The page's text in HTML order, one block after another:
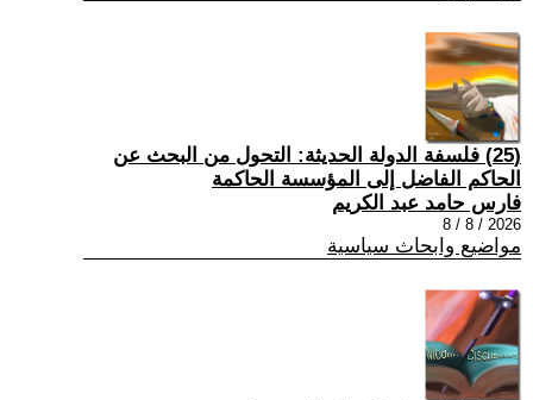
(25) فلسفة الدولة الحديثة: التحول من البحث عن
الحاكم الفاضل إلى المؤسسة الحاكمة
فارس حامد عبد الكريم
2026 / 8 / 8
مواضيع وابحاث سياسية